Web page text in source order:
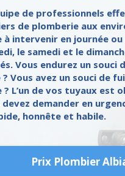
de professionnels
de plomberie aux
intervenir en journée ou
le samedi et le
Vous endurez un souci
Vous avez un souci de
L’un de vos tuyaux est
devez demander en
honnête et habile.
Prix Plombier